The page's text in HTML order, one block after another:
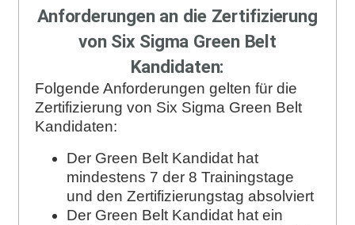
Anforderungen an die Zertifizierung
von Six Sigma Green Belt
Kandidaten:
Folgende Anforderungen gelten für die
Zertifizierung von Six Sigma Green Belt
Kandidaten:
Der Green Belt Kandidat hat
mindestens 7 der 8 Trainingstage
und den Zertifizierungstag absolviert
Der Green Belt Kandidat hat ein